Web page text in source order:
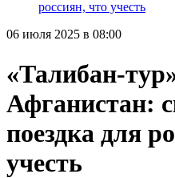
россиян, что учесть
06 июля 2025 в 08:00
«Талибан-
Афганистан:
поездка для
учесть